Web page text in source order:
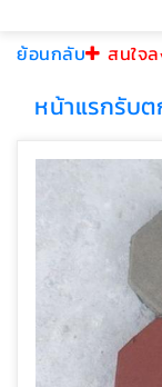
ย้อนกลับ สนใจ
หน้าแรก